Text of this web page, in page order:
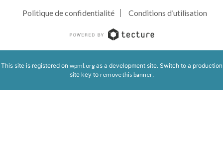
Politique de confidentialité
Conditions d’utilisation
This site is registered on wpml.orgas a development site. Switch to a production
site key to remove this banner.